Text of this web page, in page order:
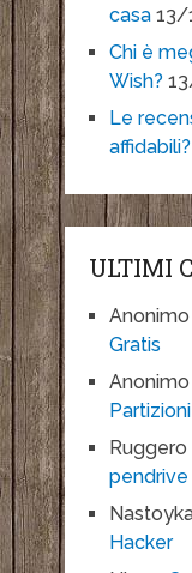
casa 13/
Chi è
Wish?
Le
affidabili?
ULTIMI
Anonimo
Gratis
Anonimo
Partizioni
Ruggero
Hacker